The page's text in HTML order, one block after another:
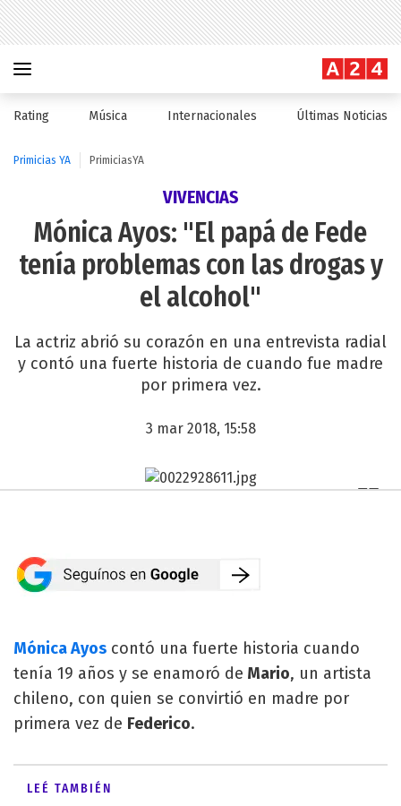
Rating Música Internacionales Últimas Noticias
Primicias YA PrimiciasYA
VIVENCIAS
Mónica Ayos: "El papá de Fede
tenía problemas con las drogas y
el alcohol"
La actriz abrió su corazón en una entrevista radial
y contó una fuerte historia de cuando fue madre
por primera vez.
3 mar 2018, 15:58
Mónica Ayos contó una fuerte historia cuando
tenía 19 años y se enamoró de Mario, un artista
chileno, con quien se convirtió en madre por
primera vez de Federico.
LEÉ TAMBIÉN